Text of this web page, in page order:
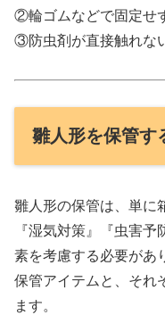
②輪ゴムなどで固定せ
③防虫剤が直接触れな
雛人形を保管す
雛人形の保管は、単に
『湿気対策』『虫害
素を考慮する必要があ
保管アイテムと、それ
ます。